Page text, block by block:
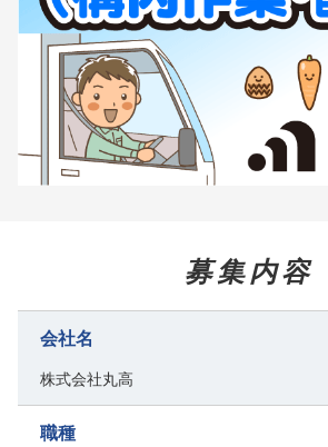
募集内容
会社名
株式会社丸高
職種